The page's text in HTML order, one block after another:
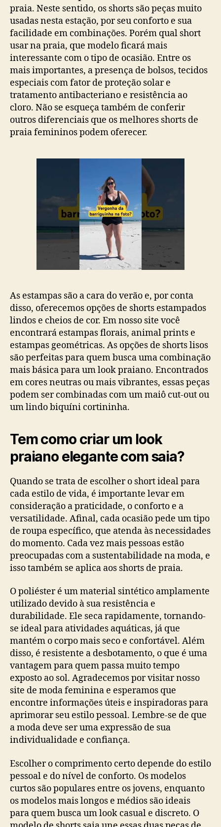
praia. Neste sentido, os shorts são peças muito
usadas nesta estação, por seu conforto e sua
facilidade em combinações. Porém qual short
usar na praia, que modelo ficará mais
interessante com o tipo de ocasião. Entre os
mais importantes, a presença de bolsos, tecidos
especiais com fator de proteção solar e
tratamento antibacteriano e resistência ao
cloro. Não se esqueça também de conferir
outros diferenciais que os melhores shorts de
praia femininos podem oferecer.
As estampas são a cara do verão e, por conta
disso, oferecemos opções de shorts estampados
lindos e cheios de cor. Em nosso site você
encontrará estampas florais, animal prints e
estampas geométricas. As opções de shorts lisos
são perfeitas para quem busca uma combinação
mais básica para um look praiano. Encontrados
em cores neutras ou mais vibrantes, essas peças
podem ser combinadas com um maiô cut-out ou
um lindo biquíni cortininha.
Tem como criar um look
praiano elegante com saia?
Quando se trata de escolher o short ideal para
cada estilo de vida, é importante levar em
consideração a praticidade, o conforto e a
versatilidade. Afinal, cada ocasião pede um tipo
de roupa específico, que atenda às necessidades
do momento. Cada vez mais pessoas estão
preocupadas com a sustentabilidade na moda, e
isso também se aplica aos shorts de praia.
O poliéster é um material sintético amplamente
utilizado devido à sua resistência e
durabilidade. Ele seca rapidamente, tornando-
se ideal para atividades aquáticas, já que
mantém o corpo mais seco e confortável. Além
disso, é resistente a desbotamento, o que é uma
vantagem para quem passa muito tempo
exposto ao sol. Agradecemos por visitar nosso
site de moda feminina e esperamos que
encontre informações úteis e inspiradoras para
aprimorar seu estilo pessoal. Lembre-se de que
a moda deve ser uma expressão de sua
individualidade e confiança.
Escolher o comprimento certo depende do estilo
pessoal e do nível de conforto. Os modelos
curtos são populares entre os jovens, enquanto
os modelos mais longos e médios são ideais
para quem busca um look casual e discreto. O